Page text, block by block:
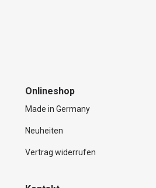
Onlineshop
Made in Germany
Neuheiten
Vertrag widerrufen